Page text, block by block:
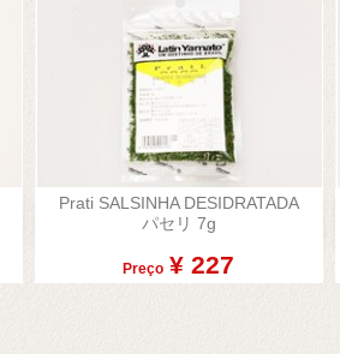
Prati SALSINHA DESIDRATADA
パセリ 7g
Preço ¥ 227
Visualização rápida